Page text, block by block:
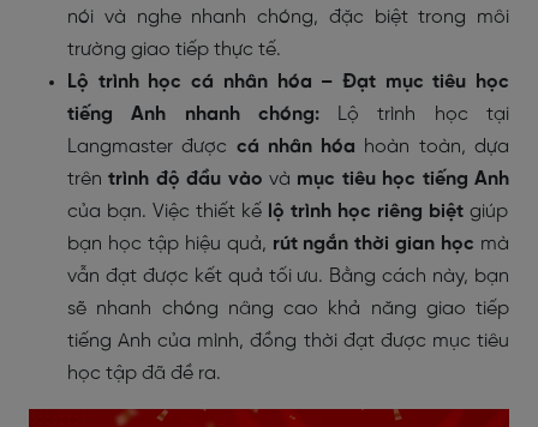
nói và nghe nhanh chóng, đặc biệt trong môi
trường giao tiếp thực tế.
Lộ trình học cá nhân hóa – Đạt mục tiêu học
tiếng Anh nhanh chóng:
Lộ trình học tại
Langmaster được cá nhân hóa hoàn toàn, dựa
trêntrình độ đầu vào và mục tiêu học tiếng Anh
của bạn. Việc thiết kế lộ trình học riêng biệt giúp
bạn học tập hiệu quả, rút ngắn thời gian học mà
vẫn đạt được kết quả tối ưu. Bằng cách này, bạn
sẽ nhanh chóng nâng cao khả năng giao tiếp
tiếng Anh của mình, đồng thời đạt được mục tiêu
học tập đã đề ra.